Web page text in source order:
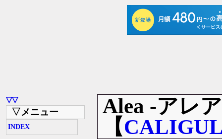
▽▽
▽メニュー
INDEX
Alea -アレ
【